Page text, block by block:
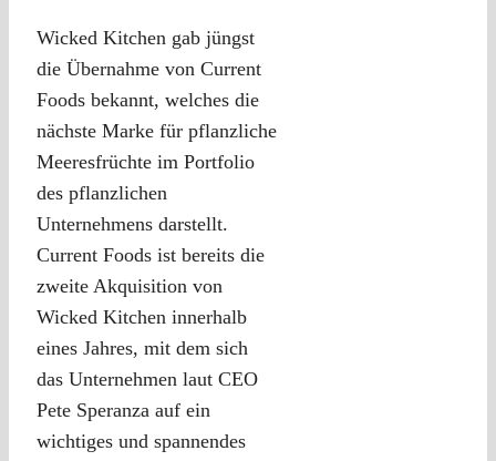
Wicked Kitchen gab jüngst
die Übernahme von Current
Foods bekannt, welches die
nächste Marke für pflanzliche
Meeresfrüchte im Portfolio
des pflanzlichen
Unternehmens darstellt.
Current Foods ist bereits die
zweite Akquisition von
Wicked Kitchen innerhalb
eines Jahres, mit dem sich
das Unternehmen laut CEO
Pete Speranza auf ein
wichtiges und spannendes